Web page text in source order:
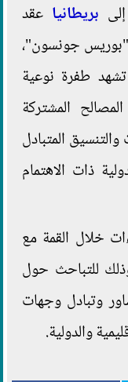
بريطانيا عقد
"بوريس جونسون"،
تشهد طفرة نوعية
المشتركة
المتبادل
ذات الاهتمام
خلال القمة مع
للتباحث حول
وتبادل وجهات
والدولية.